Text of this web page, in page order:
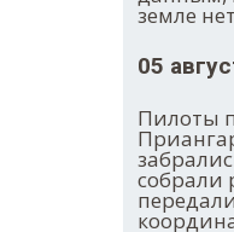
земле нет
05
Пилоты
собрали